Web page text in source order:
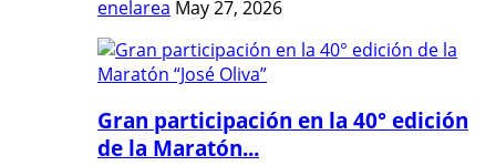
enelarea May 27, 2026
Gran participación en la 40° edición
de la Maratón...